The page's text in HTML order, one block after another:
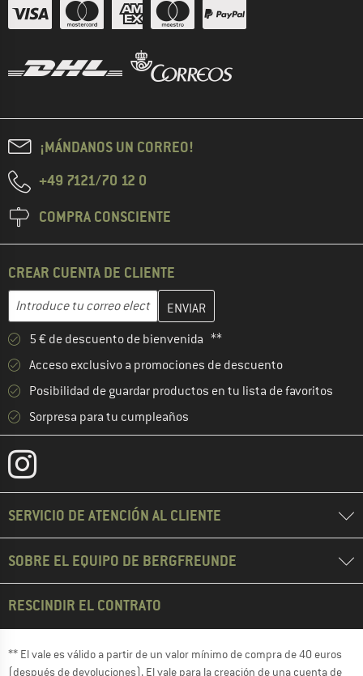
¡MÁNDANOS UN CORREO!
+49 7121/70 12 0
COMPRA CONSCIENTE
CREAR CUENTA DE CLIENTE
Dirección de correo electrónico
Introduce aquí tu dirección de correo electrónico y crea tu
5 € de descuento de bienvenida **
Acceso exclusivo a promociones de descuento
Posibilidad de guardar productos en tu lista de favoritos
Sorpresa para tu cumpleaños
SERVICIO DE ATENCIÓN AL CLIENTE
SOBRE EL EQUIPO DE BERGFREUNDE
RESCINDIR EL CONTRATO
** El vale es válido a partir de un valor mínimo de compra de 40 euros
(después de devoluciones). El vale para la creación de una cuenta de